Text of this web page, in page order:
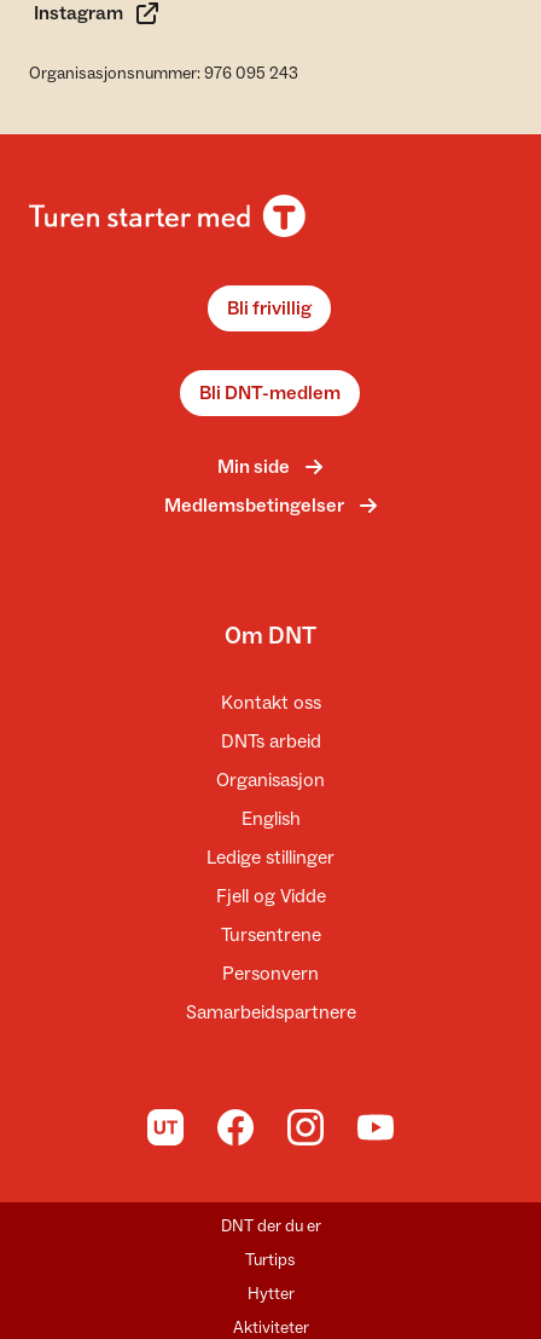
Instagram
Organisasjonsnummer: 976 095 243
Bli frivillig
Bli DNT-medlem
Min side
Medlemsbetingelser
Om DNT
Kontakt oss
DNTs arbeid
Organisasjon
English
Ledige stillinger
Fjell og Vidde
Tursentrene
Personvern
Samarbeidspartnere
Til UT.no Til DNT på Facebook
Til DNT på Instagram
Til DNT på YouTube
DNT der du er
Turtips
Hytter
Aktiviteter